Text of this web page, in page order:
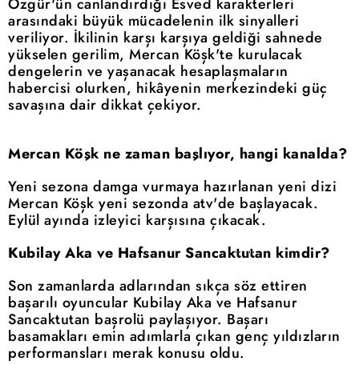
Özgür'ün canlandırdığı Esved karakterleri
arasındaki büyük mücadelenin ilk sinyalleri
veriliyor. İkilinin karşı karşıya geldiği sahnede
yükselen gerilim, Mercan Köşk'te kurulacak
dengelerin ve yaşanacak hesaplaşmaların
habercisi olurken, hikâyenin merkezindeki güç
savaşına dair dikkat çekiyor.
Mercan Köşk ne zaman başlıyor, hangi kanalda?
Yeni sezona damga vurmaya hazırlanan yeni dizi
Mercan Köşk yeni sezonda atv'de başlayacak.
Eylül ayında izleyici karşısına çıkacak.
Kubilay Aka ve Hafsanur Sancaktutan kimdir?
Son zamanlarda adlarından sıkça söz ettiren
başarılı oyuncular Kubilay Aka ve Hafsanur
Sancaktutan başrolü paylaşıyor. Başarı
basamakları emin adımlarla çıkan genç yıldızların
performansları merak konusu oldu.